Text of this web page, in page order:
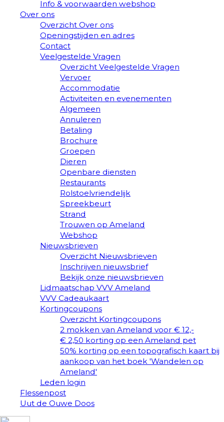
Info & voorwaarden webshop
Over ons
Overzicht Over ons
Openingstijden en adres
Contact
Veelgestelde Vragen
Overzicht Veelgestelde Vragen
Vervoer
Accommodatie
Activiteiten en evenementen
Algemeen
Annuleren
Betaling
Brochure
Groepen
Dieren
Openbare diensten
Restaurants
Rolstoelvriendelijk
Spreekbeurt
Strand
Trouwen op Ameland
Webshop
Nieuwsbrieven
Overzicht Nieuwsbrieven
Inschrijven nieuwsbrief
Bekijk onze nieuwsbrieven
Lidmaatschap VVV Ameland
VVV Cadeaukaart
Kortingcoupons
Overzicht Kortingcoupons
2 mokken van Ameland voor € 12,-
€ 2,50 korting op een Ameland pet
50% korting op een topografisch kaart bij
aankoop van het boek 'Wandelen op
Ameland'
Leden login
Flessenpost
Uut de Ouwe Doos